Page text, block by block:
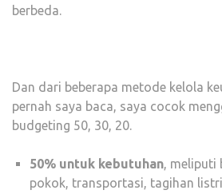
berbeda.
Dan dari beberapa metode kelola
pernah saya baca, saya cocok
budgeting 50, 30, 20.
50% untuk kebutuhan, meliputi
pokok, transportasi, tagihan